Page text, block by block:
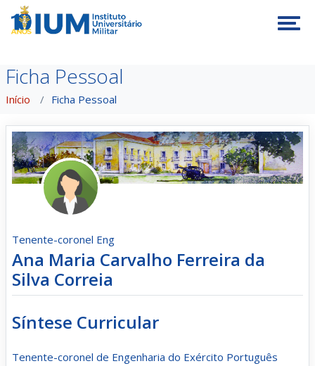
Ficha Pessoal
Início Ficha Pessoal
Tenente-coronel Eng
Ana Maria Carvalho Ferreira da
Silva Correia
Síntese Curricular
Tenente-coronel de Engenharia do Exército Português